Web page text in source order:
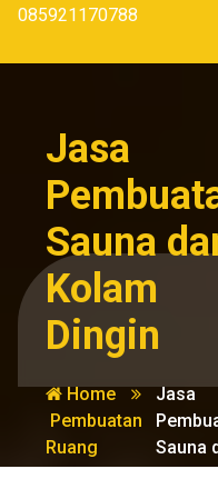
085921170788
Jasa
Sauna
Kolam
Dingin
Home
Pembuatan
Ruang
Sauna
Jasa
Sauna
Kolam